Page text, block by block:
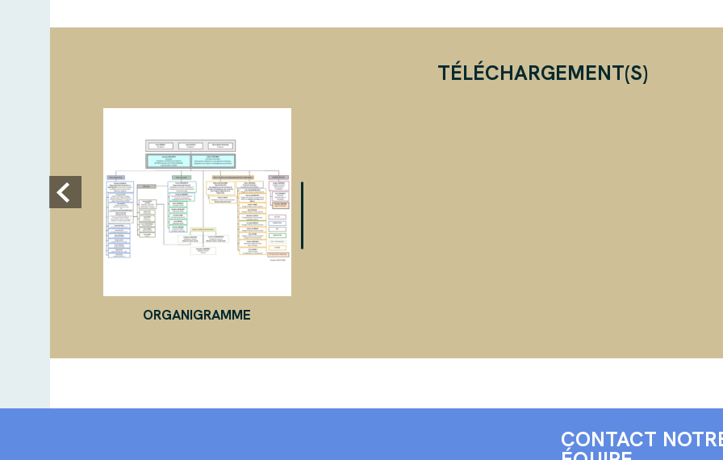
TÉLÉCHARGEMENT(S)
ORGANIGRAMME
CONTACT